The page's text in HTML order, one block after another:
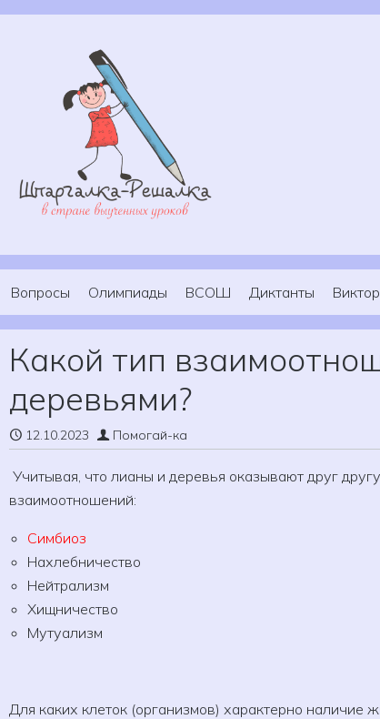
Skip to content
Main Navigation
Вопросы Олимпиады ВСОШ Диктанты
Какой тип
деревьями?
12.10.2023 Помогай-ка
Учитывая, что лианы и деревья оказывают друг
взаимоотношений:
Симбиоз
Нахлебничество
Нейтрализм
Хищничество
Мутуализм
Для каких клеток (организмов) характерно наличие